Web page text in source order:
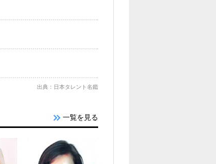
出典：日本タレント名鑑
一覧を見る